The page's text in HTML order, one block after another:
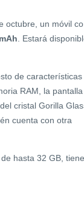
octubre, un móvil
. Estará
de características
RAM, la pantalla
cristal Gorilla
cuenta con otra
hasta 32 GB, tiene